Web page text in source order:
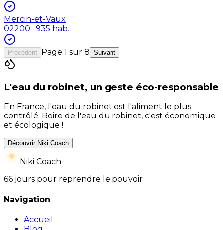
Mercin-et-Vaux
02200 · 935 hab.
Précédent Page 1 sur 8 Suivant
L'eau du robinet, un geste éco-responsable
En France, l'eau du robinet est l'aliment le plus
contrôlé. Boire de l'eau du robinet, c'est économique
et écologique !
Découvrir Niki Coach
Niki Coach
66 jours pour reprendre le pouvoir
Navigation
Accueil